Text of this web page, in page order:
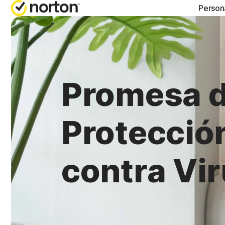
Promesa
contra